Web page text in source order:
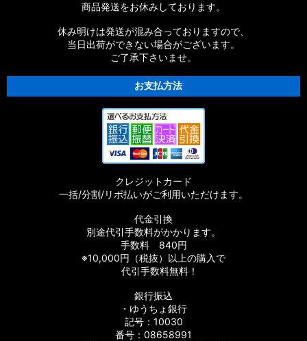
商品発送をお休みしております。
休み明けは発送が混み合っておりますので、
当日出荷ができない場合がございます。
ご了承下さいませ。
お支払方法
クレジットカード
一括/分割/リボ払いがご利用いただけます。
代金引換
別途代引手数料がかかります。
手数料 840円
※10,000円（税抜）以上の購入で
代引手数料無料！
銀行振込
・ゆうちょ銀行
記号：10030
番号：08658991